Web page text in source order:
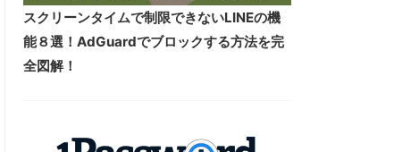
スクリーンタイムで制限できないLINEの機
能８選！AdGuardでブロックする方法を完
全図解！